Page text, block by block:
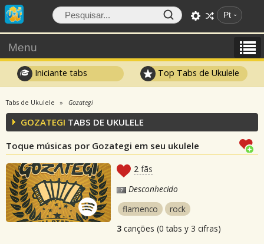
Pt
Menu
Iniciante tabs Top Tabs de Ukulele
Tabs de Ukulele Gozategi
GOZATEGI TABS DE UKULELE
Toque músicas por Gozategi em seu ukulele
2 fãs
Desconhecido
flamenco
rock
3 canções (0 tabs y 3 cifras)